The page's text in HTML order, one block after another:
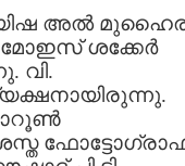
അല്‍
ശക്കേര്‍
വി.